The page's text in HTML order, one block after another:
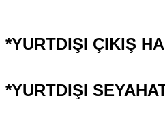
*YURTDIŞI ÇIKIŞ
*YURTDIŞI